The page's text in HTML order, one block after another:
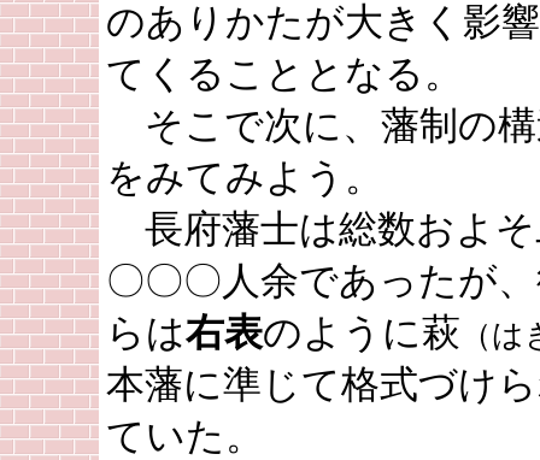
のありかたが大きく影
てくることとなる。
そこで次に、藩制の
をみてみよう。
長府藩士は総数およ
〇〇〇人余であったが
らは右表のように萩 （
本藩に準じて格式づけ
ていた。